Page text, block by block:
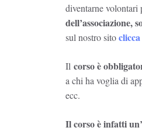
diventarne volontari
dell’associazione,
sul nostro sito
Il corso è
a chi ha voglia di
ecc.
Il corso è infatti